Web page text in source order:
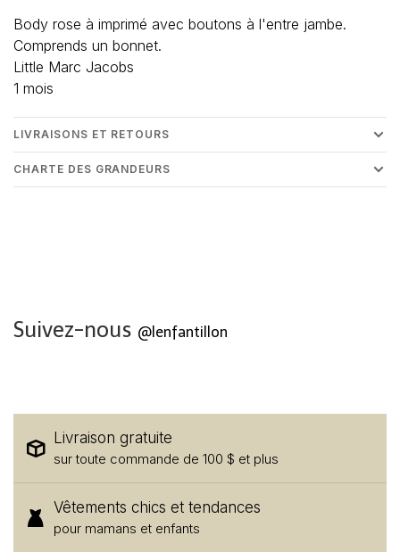
Body rose à imprimé avec boutons à l'entre jambe.
Comprends un bonnet.
Little Marc Jacobs
1 mois
LIVRAISONS ET RETOURS
CHARTE DES GRANDEURS
Suivez-nous @lenfantillon
Livraison gratuite
sur toute commande de 100 $ et plus
Vêtements chics et tendances
pour mamans et enfants